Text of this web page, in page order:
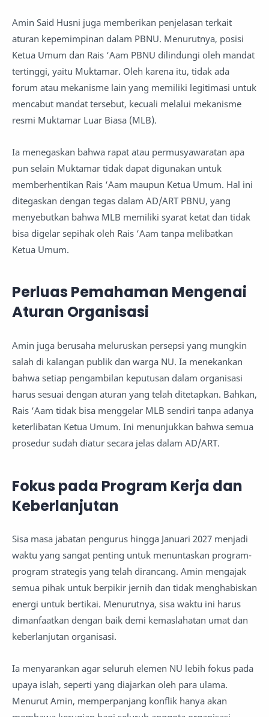
Amin Said Husni juga memberikan penjelasan terkait
aturan kepemimpinan dalam PBNU. Menurutnya, posisi
Ketua Umum dan Rais ‘Aam PBNU dilindungi oleh mandat
tertinggi, yaitu Muktamar. Oleh karena itu, tidak ada
forum atau mekanisme lain yang memiliki legitimasi untuk
mencabut mandat tersebut, kecuali melalui mekanisme
resmi Muktamar Luar Biasa (MLB).
Ia menegaskan bahwa rapat atau permusyawaratan apa
pun selain Muktamar tidak dapat digunakan untuk
memberhentikan Rais ‘Aam maupun Ketua Umum. Hal ini
ditegaskan dengan tegas dalam AD/ART PBNU, yang
menyebutkan bahwa MLB memiliki syarat ketat dan tidak
bisa digelar sepihak oleh Rais ‘Aam tanpa melibatkan
Ketua Umum.
Perluas Pemahaman Mengenai
Aturan Organisasi
Amin juga berusaha meluruskan persepsi yang mungkin
salah di kalangan publik dan warga NU. Ia menekankan
bahwa setiap pengambilan keputusan dalam organisasi
harus sesuai dengan aturan yang telah ditetapkan. Bahkan,
Rais ‘Aam tidak bisa menggelar MLB sendiri tanpa adanya
keterlibatan Ketua Umum. Ini menunjukkan bahwa semua
prosedur sudah diatur secara jelas dalam AD/ART.
Fokus pada Program Kerja dan
Keberlanjutan
Sisa masa jabatan pengurus hingga Januari 2027 menjadi
waktu yang sangat penting untuk menuntaskan program-
program strategis yang telah dirancang. Amin mengajak
semua pihak untuk berpikir jernih dan tidak menghabiskan
energi untuk bertikai. Menurutnya, sisa waktu ini harus
dimanfaatkan dengan baik demi kemaslahatan umat dan
keberlanjutan organisasi.
Ia menyarankan agar seluruh elemen NU lebih fokus pada
upaya islah, seperti yang diajarkan oleh para ulama.
Menurut Amin, memperpanjang konflik hanya akan